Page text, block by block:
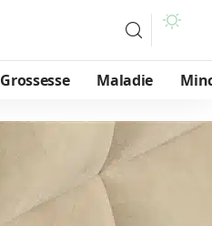
Grossesse Maladie